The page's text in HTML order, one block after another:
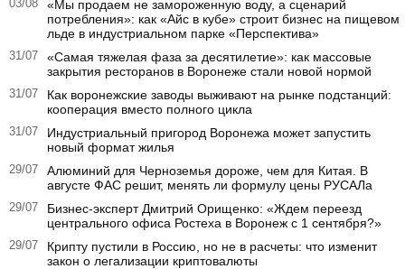
03/08
«Мы продаем не замороженную воду, а сценарий
потребления»: как «Айс в кубе» строит бизнес на пищевом
льде в индустриальном парке «Перспектива»
31/07
«Самая тяжелая фаза за десятилетие»: как массовые
закрытия ресторанов в Воронеже стали новой нормой
31/07
Как воронежские заводы выживают на рынке подстанций:
кооперация вместо полного цикла
31/07
Индустриальный пригород Воронежа может запустить
новый формат жилья
29/07
Алюминий для Черноземья дороже, чем для Китая. В
августе ФАС решит, менять ли формулу цены РУСАЛа
29/07
Бизнес-эксперт Дмитрий Орищенко: «Ждем переезд
центрального офиса Ростеха в Воронеж с 1 сентября?»
29/07
Крипту пустили в Россию, но не в расчеты: что изменит
закон о легализации криптовалюты